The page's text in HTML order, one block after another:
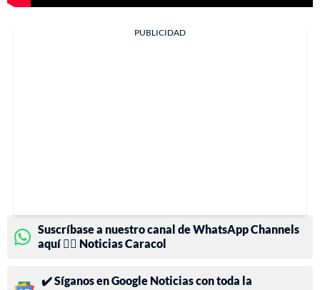
PUBLICIDAD
Suscríbase a nuestro canal de WhatsApp Channels
aquí 👉🏻 Noticias Caracol
✔️ Síganos en Google Noticias con toda la